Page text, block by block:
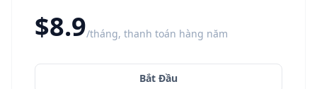
$8.9/tháng, thanh toán hàng năm
Bắt Đầu